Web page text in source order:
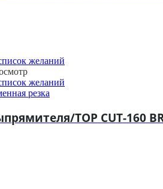
желаний
желаний
резка
TOP CUT-160